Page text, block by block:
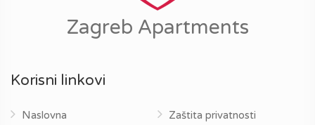
Zagreb Apartments
Korisni linkovi
Naslovna
Zaštita privatnosti